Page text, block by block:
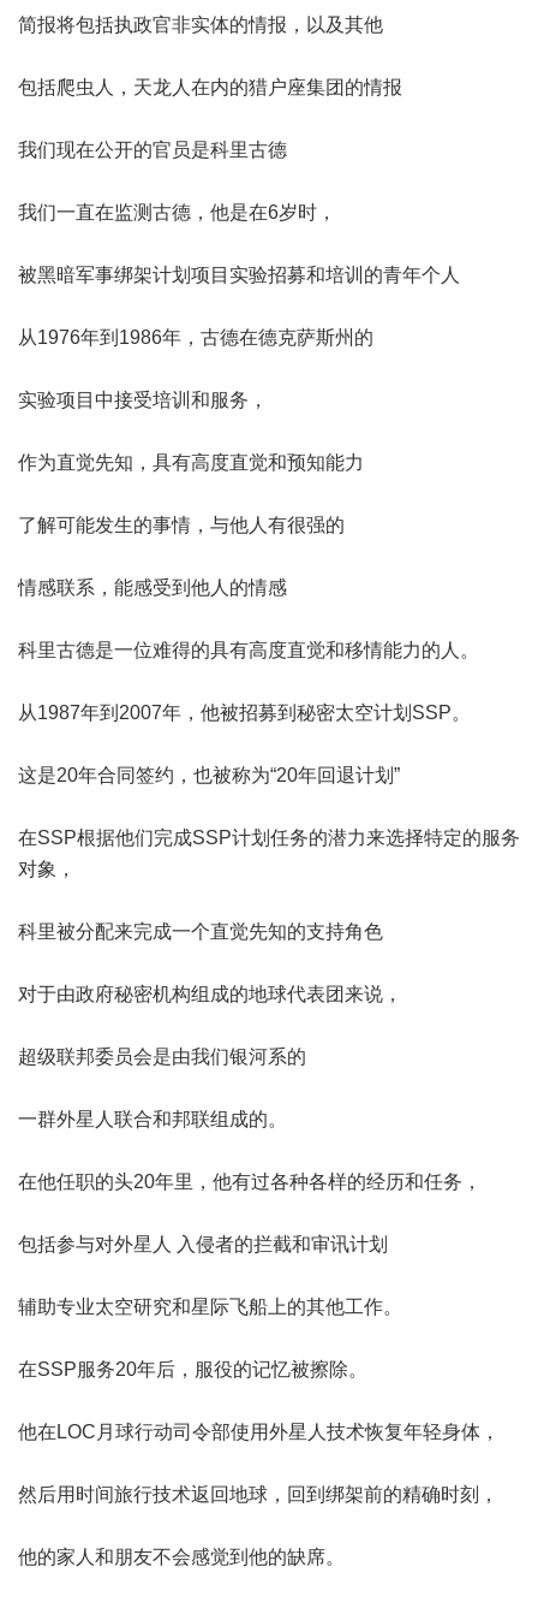
简报将包括执政官非实体的情报，以及其他
包括爬虫人，天龙人在内的猎户座集团的情报
我们现在公开的官员是科里古德
我们一直在监测古德，他是在6岁时，
被黑暗军事绑架计划项目实验招募和培训的青年个人
从1976年到1986年，古德在德克萨斯州的
实验项目中接受培训和服务，
作为直觉先知，具有高度直觉和预知能力
了解可能发生的事情，与他人有很强的
情感联系，能感受到他人的情感
科里古德是一位难得的具有高度直觉和移情能力的人。
从1987年到2007年，他被招募到秘密太空计划SSP。
这是20年合同签约，也被称为“20年回退计划”
在SSP根据他们完成SSP计划任务的潜力来选择特定的服务
对象，
科里被分配来完成一个直觉先知的支持角色
对于由政府秘密机构组成的地球代表团来说，
超级联邦委员会是由我们银河系的
一群外星人联合和邦联组成的。
在他任职的头20年里，他有过各种各样的经历和任务，
包括参与对外星人 入侵者的拦截和审讯计划
辅助专业太空研究和星际飞船上的其他工作。
在SSP服务20年后，服役的记忆被擦除。
他在LOC月球行动司令部使用外星人技术恢复年轻身体，
然后用时间旅行技术返回地球，回到绑架前的精确时刻，
他的家人和朋友不会感觉到他的缺席。